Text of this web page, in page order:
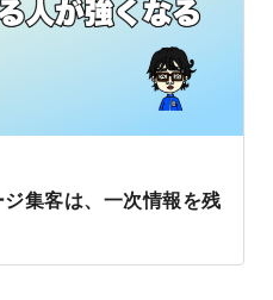
集客は、一次情報を残